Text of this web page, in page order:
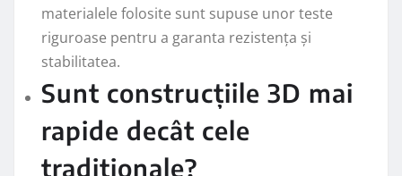
materialele folosite sunt supuse unor teste
riguroase pentru a garanta rezistența și
stabilitatea.
Sunt construcțiile 3D mai
rapide decât cele
tradiționale?